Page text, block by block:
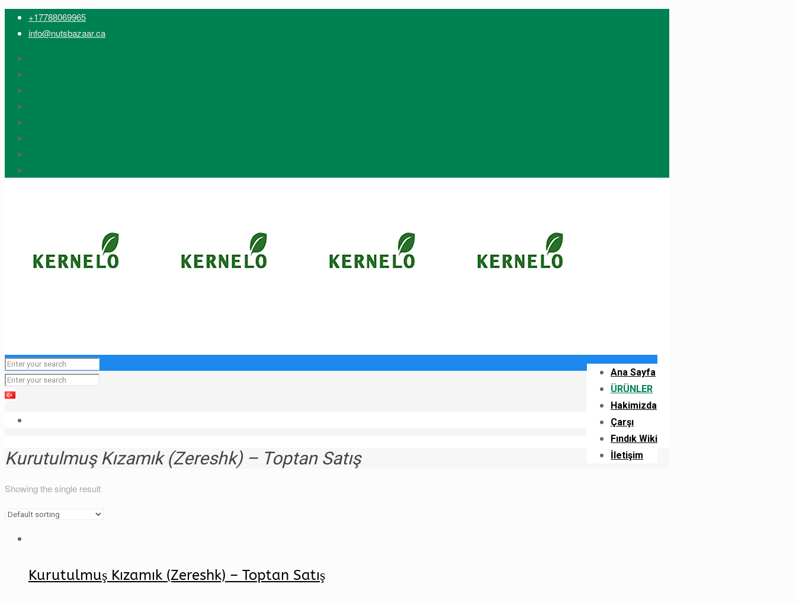
+17788069965
info@nutsbazaar.ca
Ana Sayfa
ÜRÜNLER
Hakimizda
Çarşı
Fındık Wiki
İletişim
Kurutulmuş Kızamık (Zereshk) – Toptan Satış
Showing the single result
Kurutulmuş Kızamık (Zereshk) – Toptan Satış